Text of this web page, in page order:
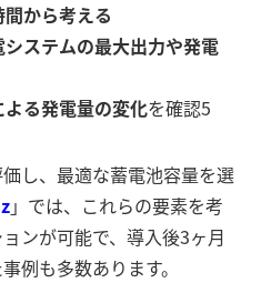
から考える
ステムの最大出力や発電
る発電量の変化を確認5
し、最適な蓄電池容量を選
」では、これらの要素を考
ンが可能で、導入後3ヶ月
例も多数あります。